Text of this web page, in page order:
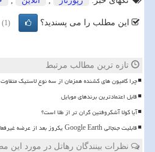
این مطلب را می پسندید؟ (1)
تازه ترین مطالب مرتبط
چرا کامیون های کشنده همزمان از سه نوع لاستیک
قابل اعتمادترین برندهای موبایل
آیا کولا آشکروفتین گران تر از طلا است؟
قابلیت جنجالی Google Earth یکروز بعد از عرضه غیرفعال شد
نظرات بینندگان رهاتل در مورد این